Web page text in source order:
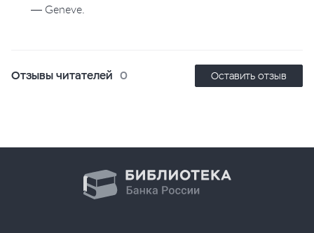
— Geneve.
Отзывы читателей 0 Оставить отзыв